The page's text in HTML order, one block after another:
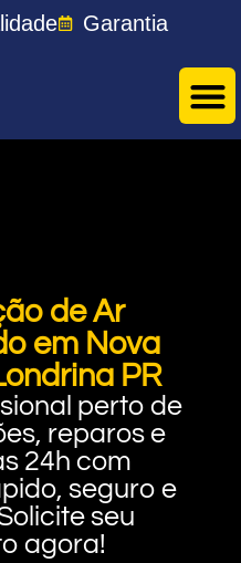
Garantia
de Ar
em Nova
PR
perto de
reparos e
24h com
seguro e
seu
agora!